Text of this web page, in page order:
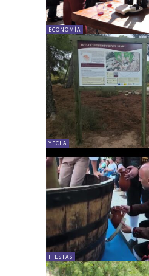
ECONOMÍA
YECLA
FIESTAS